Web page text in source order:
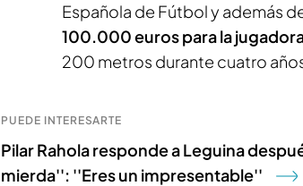
Española de Fútbol y además
100.000 euros para la
200 metros durante cuatro
PUEDE INTERESARTE
Pilar Rahola responde a Leguina
mierda'': ''Eres un impresentable''